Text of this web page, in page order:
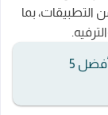
التطبيقات، بما
مواقع ذكاء اصطناعي مجانية - كيف تختار أفضل 5